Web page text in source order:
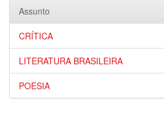
Assunto
CRÍTICA
LITERATURA BRASILEIRA
POESIA